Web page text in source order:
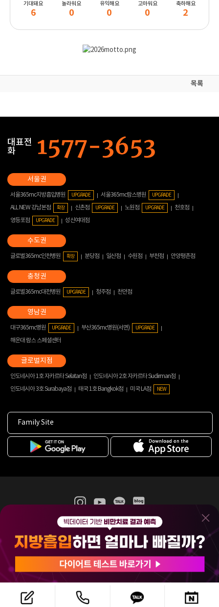
기대돼요
6
놀라워요
0
유익해요
0
고마워요
0
축하해요
2
목록
대표전
화
서울365mc지방흡입병원 UPGRADE 서울365mc람스병원 UPGRADE
ALL NEW 강남본점 확장 신촌점 UPGRADE 노원점 UPGRADE
천호점
영등포점
UPGRADE 성신여대점
글로벌365mc인천병원 확장 분당점 일산점 수원점 부천점 안양평촌점
글로벌365mc대전병원 UPGRADE 청주점 천안점
대구365mc병원 UPGRADE 부산365mc병원(서면) UPGRADE
해운대 람스 스페셜센터
인도네시아 1호 자카르타 Selatan점
인도네시아 2호 자카르타 Sudirman점
인도네시아 3호 Surabaya점
태국 1호 Bangkok점 미국 LA점 NEW
Family Site
365mc 병·의원 이용약관
홈페이지 이용약관
비급여진료수가
(주)365mcㅣ서울특별시 서초구 서초대로52길 7, 3~4층(서초동, 제일빌딩)
120-87-04354ㅣ김남철
COPYRIGHT(C) 2025 365mc. ALL RIGHTS RESERVED.